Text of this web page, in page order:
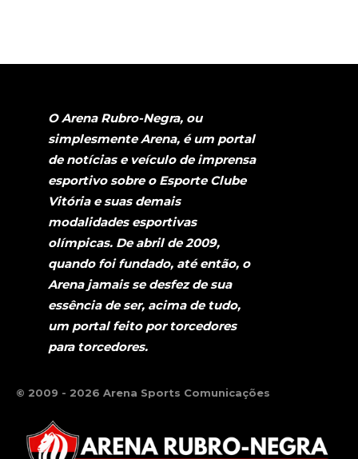
O Arena Rubro-Negra, ou
simplesmente Arena, é um portal
de notícias e veículo de imprensa
esportivo sobre o Esporte Clube
Vitória e suas demais
modalidades esportivas
olímpicas. De abril de 2009,
quando foi fundado, até então, o
Arena jamais se desfez de sua
essência de ser, acima de tudo,
um portal feito por torcedores
para torcedores.
© 2009 - 2026 Arena Sports Comunicações